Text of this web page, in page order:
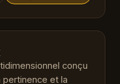
conçu
et la